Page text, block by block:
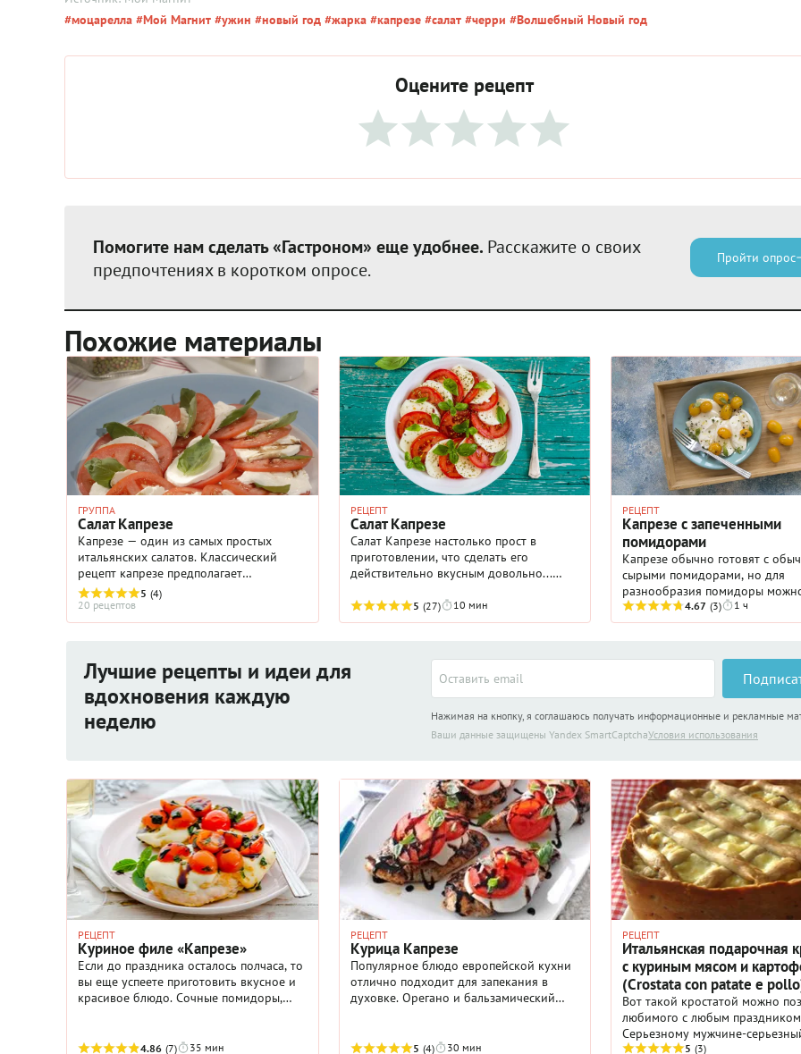
#моцарелла #Мой Магнит #ужин #новый год #жарка #капрезе #салат #черри #Волшебный Новый год
Оцените рецепт
Помогите нам сделать «Гастроном» еще удобнее. Расскажите о своих
предпочтениях в коротком опросе.
Пройти опрос
Похожие материалы
ГРУППА
Салат Капрезе
Капрезе — один из самых простых
итальянских салатов. Классический
рецепт капрезе предполагает
использование помидоров, базилика,
моццареллы и оливкового масла.
5 (4)
20 рецептов
РЕЦЕПТ
Cалат Капрезе
Салат Капрезе настолько прост в
приготовлении, что сделать его
действительно вкусным довольно...
главных ингредиентов имеет огромное
значение. Помидоры должны ...
5 (27) 10 мин
РЕЦЕПТ
Капрезе с запеченными
помидорами
Капрезе обычно готовят с
сырыми помидорами, но для
разнообразия помидоры
заменить на черри и запечь их - так они
будут даже полезнее, а блюо
4.67 (3) 1 ч
Лучшие рецепты и идеи для
вдохновения каждую
неделю
Нажимая на кнопку, я соглашаюсь получать информационные и рекламные
Ваши данные защищены Yandex SmartCaptchaУсловия использования
РЕЦЕПТ
Куриное филе «Капрезе»
Если до праздника осталось полчаса, то
вы еще успеете приготовить вкусное и
красивое блюдо. Сочные помидоры,
встречи нового года.
4.86 (7) 35 мин
РЕЦЕПТ
Курица Капрезе
Популярное блюдо европейской кухни
отлично подходит для запекания в
духовке. Орегано и бальзамический
5 (4) 30 мин
РЕЦЕПТ
Итальянская подарочная
с куриным мясом и
(Crоstata con patate e
Вот такой кростатой можно
любимого с любым
Серьезному мужчине-
Эта красота не из книги с
5 (3)